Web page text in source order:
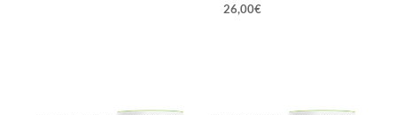
26,00€
13,99€
13,99€